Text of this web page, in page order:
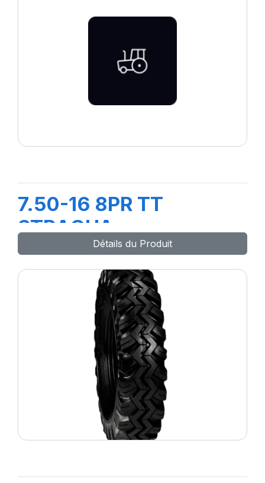
7.50-16 8PR TT
STRAGUA
Détails du Produit